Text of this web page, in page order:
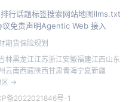
行话题标签搜索网站地图llms.txt
议免责声明Agentic Web 接入
期货保险规划
林黑龙江江苏浙江安徽福建江西山东
云南西藏陕西甘肃青海宁夏新疆
区 →
备2022021846号-1